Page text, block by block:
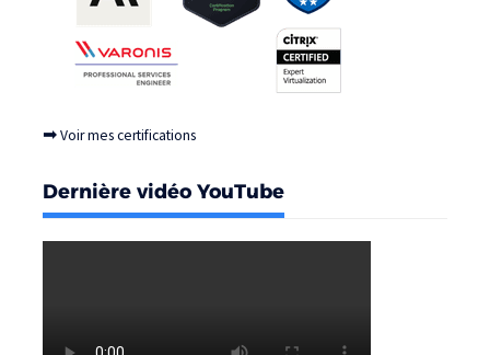
➡Voir mes certifications
Dernière vidéo YouTube